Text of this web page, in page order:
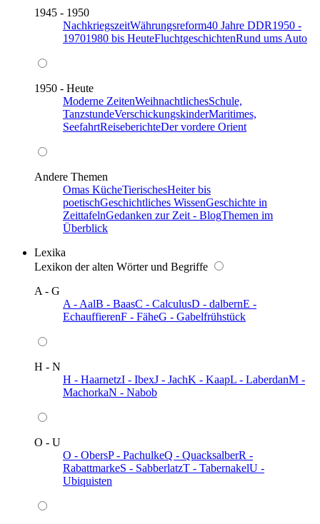
1945 - 1950
NachkriegszeitWährungsreform40 Jahre DDR1950 -
19701980 bis HeuteFluchtgeschichtenRund ums Auto
1950 - Heute
Moderne ZeitenWeihnachtlichesSchule,
TanzstundeVerschickungskinderMaritimes,
SeefahrtReiseberichteDer vordere Orient
Andere Themen
Omas KücheTierischesHeiter bis
poetischGeschichtliches WissenGeschichte in
ZeittafelnGedanken zur Zeit - BlogThemen im
Überblick
Lexika
Lexikon der alten Wörter und Begriffe
A - G
A - AalB - BaasC - CalculusD - dalbernE -
EchauffierenF - FäheG - Gabelfrühstück
H - N
H - HaarnetzI - IbexJ - JachK - KaapL - LaberdanM -
MachorkaN - Nabob
O - U
O - ObersP - PachulkeQ - QuacksalberR -
RabattmarkeS - SabberlatzT - TabernakelU -
Ubiquisten